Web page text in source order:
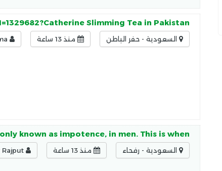
Slimming Tea in Pakistan
السعودية - حفر الباطن منذ 13 ساعة
known as impotence, in men. This is when
السعودية - رفحاء منذ 13 ساعة